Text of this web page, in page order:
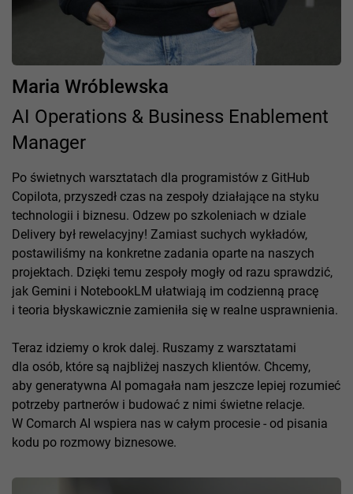
Maria Wróblewska
AI Operations & Business Enablement
Manager
Po świetnych warsztatach dla programistów z GitHub
Copilota, przyszedł czas na zespoły działające na styku
technologii i biznesu. Odzew po szkoleniach w dziale
Delivery był rewelacyjny! Zamiast suchych wykładów,
postawiliśmy na konkretne zadania oparte na naszych
projektach. Dzięki temu zespoły mogły od razu sprawdzić,
jak Gemini i NotebookLM ułatwiają im codzienną pracę
i teoria błyskawicznie zamieniła się w realne usprawnienia.
Teraz idziemy o krok dalej. Ruszamy z warsztatami
dla osób, które są najbliżej naszych klientów. Chcemy,
aby generatywna AI pomagała nam jeszcze lepiej rozumieć
potrzeby partnerów i budować z nimi świetne relacje.
W Comarch AI wspiera nas w całym procesie - od pisania
kodu po rozmowy biznesowe.